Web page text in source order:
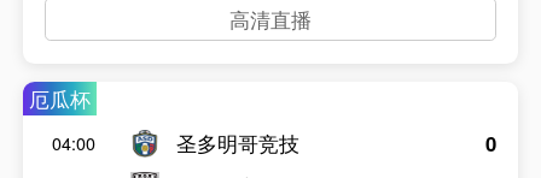
高清直播
厄瓜杯
04:00
圣多明哥竞技
0